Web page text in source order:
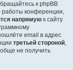
к phpBB
работы конференции,
напрямую к сайту
email в адрес
третьей стороной,
не получить